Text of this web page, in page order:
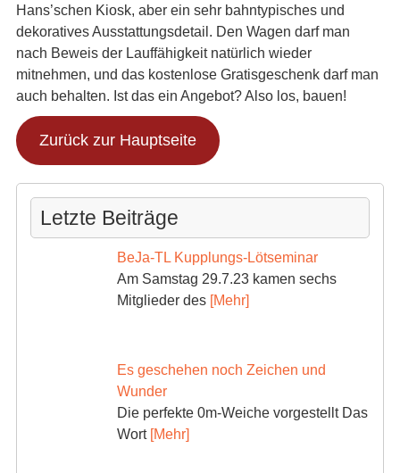
Hans’schen Kiosk, aber ein sehr bahntypisches und
dekoratives Ausstattungsdetail. Den Wagen darf man
nach Beweis der Lauffähigkeit natürlich wieder
mitnehmen, und das kostenlose Gratisgeschenk darf man
auch behalten. Ist das ein Angebot? Also los, bauen!
Zurück zur Hauptseite
Letzte Beiträge
BeJa-TL Kupplungs-Lötseminar
Am Samstag 29.7.23 kamen sechs
Mitglieder des [Mehr]
Es geschehen noch Zeichen und
Wunder
Die perfekte 0m-Weiche vorgestellt Das
Wort [Mehr]